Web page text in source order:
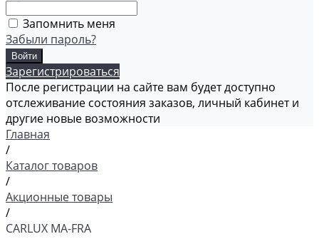
Запомнить меня
Забыли пароль?
Зарегистрироваться
После регистрации на сайте вам будет доступно
отслеживание состояния заказов, личный кабинет и
другие новые возможности
Главная
/
Каталог товаров
/
Акционные товары
/
CARLUX MA-FRA